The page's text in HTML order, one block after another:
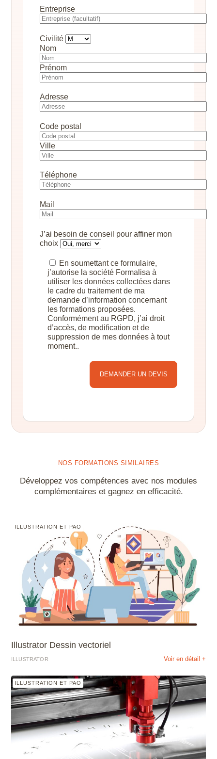
Entreprise
Civilité
Nom
Prénom
Adresse
Code postal
Ville
Téléphone
Mail
J’ai besoin de conseil pour affiner mon
choix
En soumettant ce formulaire,
j’autorise la société Formalisa à
utiliser les données collectées dans
le cadre du traitement de ma
demande d’information concernant
les formations proposées.
Conformément au RGPD, j’ai droit
d’accès, de modification et de
suppression de mes données à tout
moment..
NOS FORMATIONS SIMILAIRES
Développez vos compétences avec nos modules
complémentaires et gagnez en efficacité.
ILLUSTRATION ET PAO
Illustrator Dessin vectoriel
ILLUSTRATOR Voir en détail +
ILLUSTRATION ET PAO